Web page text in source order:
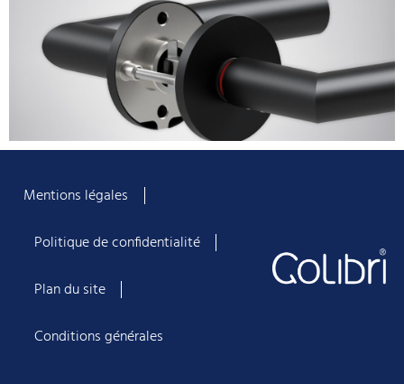
Mentions légales
Politique de confidentialité
Plan du site
Conditions générales